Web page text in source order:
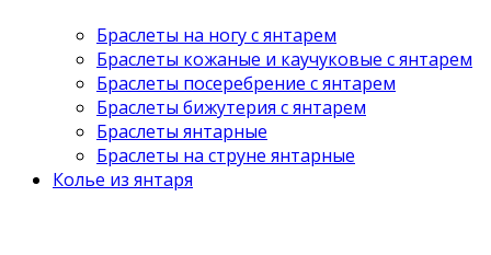
Браслеты на ногу с янтарем
Браслеты кожаные и каучуковые с янтарем
Браслеты посеребрение с янтарем
Браслеты бижутерия с янтарем
Браслеты янтарные
Браслеты на струне янтарные
Колье из янтаря